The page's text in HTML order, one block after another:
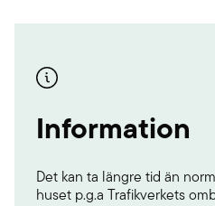
Information
Det kan ta längre tid än
huset p.g.a Trafikverkets